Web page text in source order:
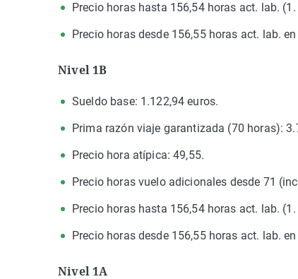
Precio horas hasta 156,54 horas act. lab.
Precio horas desde 156,55 horas act. lab.
Nivel 1B
Sueldo base: 1.122,94 euros.
Prima razón viaje garantizada (70 horas):
Precio hora atípica: 49,55.
Precio horas vuelo adicionales desde 71
Precio horas hasta 156,54 horas act. lab.
Precio horas desde 156,55 horas act. lab.
Nivel 1A